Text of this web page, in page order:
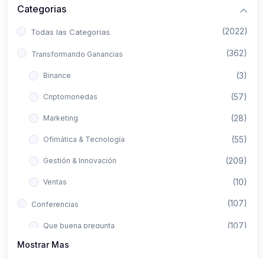
Categorias
Todas las Categorias (2022)
Transformando Ganancias (362)
Binance (3)
Criptomonedas (57)
Marketing (28)
Ofimática & Tecnología (55)
Gestión & Innovación (209)
Ventas (10)
Conferencias (107)
Que buena pregunta (107)
Aló Asesor
Mostrar Mas